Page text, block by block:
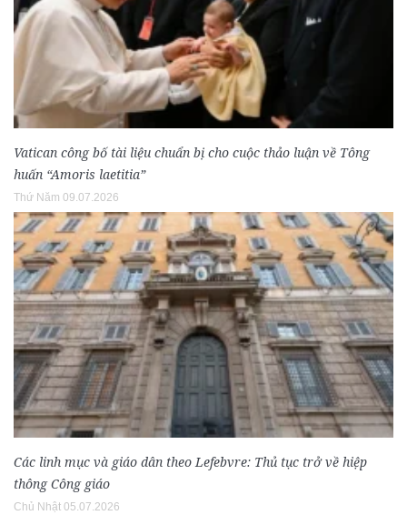
Vatican công bố tài liệu chuẩn bị cho cuộc thảo luận về Tông
huấn “Amoris laetitia”
Thứ Năm 09.07.2026
Các linh mục và giáo dân theo Lefebvre: Thủ tục trở về hiệp
thông Công giáo
Chủ Nhật 05.07.2026